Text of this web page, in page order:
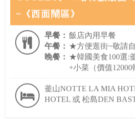
~《西面鬧區》
早餐： 飯店內用早餐
午餐： ★方便逛街~敬請
晚餐： ★韓國美食100選:
+小菜（價值12000
釜山NOTTE LA MIA
HOTEL 或 松島DEN